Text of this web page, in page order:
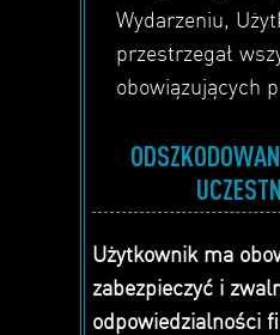
Wydarzeniu,
przestrzegał
obowiązujących
Użytkownik ma
zabezpieczyć i
odpowiedzialności